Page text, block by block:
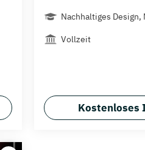
Nachhaltiges Design,
Vollzeit
Kostenloses